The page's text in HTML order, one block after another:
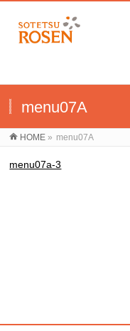
menu07A
HOME » menu07A
menu07a-3